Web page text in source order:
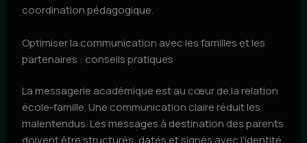
coordination pédagogique.
Optimiser la communication avec les familles et les
partenaires : conseils pratiques
La messagerie académique est au cœur de la relation
école-famille. Une communication claire réduit les
malentendus. Les messages à destination des parents